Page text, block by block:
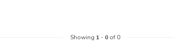
Showing 1- 0of 0